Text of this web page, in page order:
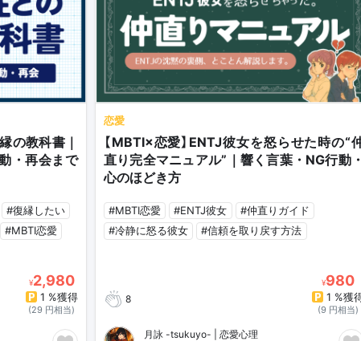
の教科書｜
・再会まで
#復縁したい
#MBTI恋愛
¥2,980
1 %獲得
(29 円相当)
恋愛
【MBTI×恋愛】ENTJ彼女を怒らせた時の“
直り完全マニュアル”｜響く言葉・NG行動・
心のほどき方
#MBTI恋愛 #ENTJ彼女
#仲直りガイド
#冷静に怒る彼女
#信頼を取り戻す方法
8
¥980
1 %獲
(9 円相当)
月詠 -tsukuyo- | 恋愛心理